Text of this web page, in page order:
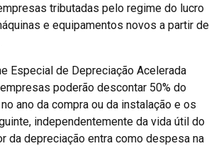
tributadas pelo regime do lucro
e equipamentos novos a partir de
Especial de Depreciação Acelerada
poderão descontar 50% do
ano da compra ou da instalação e os
independentemente da vida útil do
da depreciação entra como despesa na